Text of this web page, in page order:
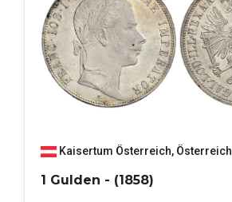
Kaisertum Österreich, Österreich
1 Gulden - (1858)